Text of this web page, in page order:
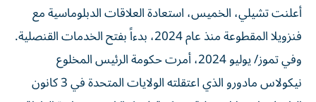
أعلنت تشيلي، الخميس، استعادة العلاقات الدبلوماسية مع
فنزويلا المقطوعة منذ عام 2024، بدءاً بفتح الخدمات القنصلية.
وفي تموز/ يوليو 2024، أمرت حكومة الرئيس المخلوع
نيكولاس مادورو الذي اعتقلته الولايات المتحدة في 3 كانون